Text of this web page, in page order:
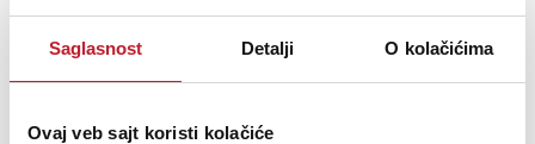
Saglasnost Detalji O kolačićima
Ovaj veb sajt koristi kolačiće
155,00KM
182,00KM
components!